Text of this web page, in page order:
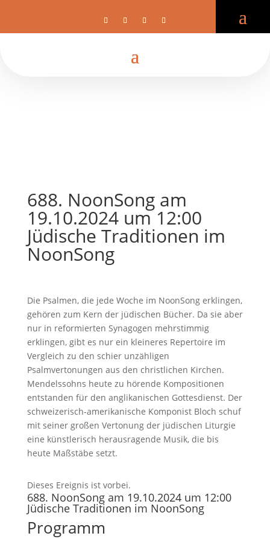
688. NoonSong am
19.10.2024 um 12:00
Jüdische Traditionen im
NoonSong
Die Psalmen, die jede Woche im NoonSong erklingen,
gehören zum Kern der jüdischen Bücher. Da sie aber
nur in reformierten Synagogen mehrstimmig
erklingen, gibt es nur ein kleineres Repertoire im
Vergleich zu den schier unzähligen
Psalmvertonungen aus den christlichen Kirchen.
Mendelssohns heute zu hörende Kompositionen
entstanden für den anglikanischen Gottesdienst. Der
schweizerisch-amerikanische Komponist Bloch schuf
mit seiner großen Vertonung der jüdischen Liturgie
eine künstlerisch herausragende Musik, die bis
heute Maßstäbe setzt.
Dieses Ereignis ist vorbei.
688. NoonSong am 19.10.2024 um 12:00
Jüdische Traditionen im NoonSong
Programm